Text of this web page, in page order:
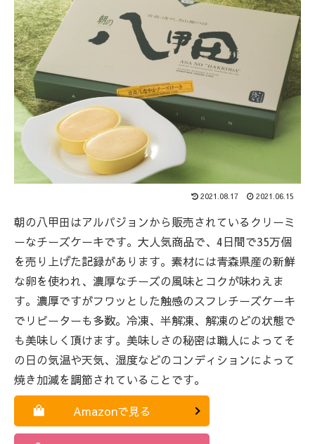
2021.08.17 2021.06.15
朝の八甲田はアルパジョンから販売されているクリーミ
ーなチーズケーキです。大人気商品で、4日間で35万個
を売り上げた記録があります。素材には青森県産の新鮮
な卵を使われ、濃厚なチーズの風味とコクが味わえま
す。濃厚ですがフワッとした触感のスフレチーズケーキ
でリピーターも多数。冷凍、半解凍、解凍のどの状態で
も美味しく頂けます。美味しさの秘密は職人によってそ
の日の気温や天気、湿度などのコンディションによって
焼き加減を調節されていることです。
Amazonで見る